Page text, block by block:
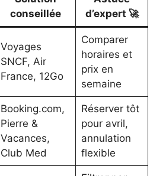
conseillée
d’expert 🚀
Voyages
SNCF, Air
France, 12Go
Comparer
horaires et
prix en
semaine
Booking.com,
Pierre &
Vacances,
Club Med
Réserver tôt
pour avril,
annulation
flexible